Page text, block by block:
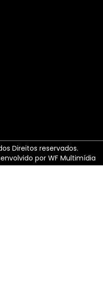
Direitos reservados.
por WF Multimídia